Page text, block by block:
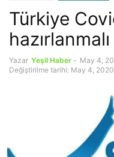
Türkiye
hazırlanmalı
Yazar Yeşil Haber - May 4,
Değiştirilme tarihi: May 4, 2020